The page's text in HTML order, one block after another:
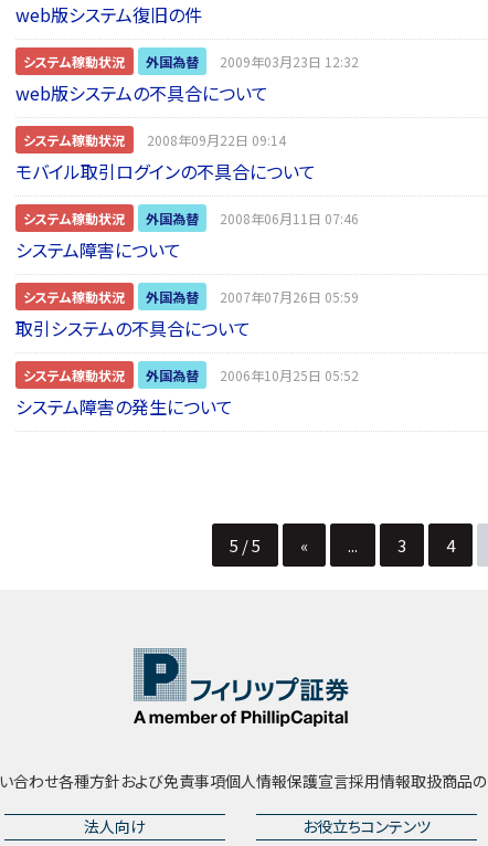
web版システム復旧の件
システム稼動状況 外国為替 2009年03月23日 12:32
web版システムの不具合について
システム稼動状況 2008年09月22日 09:14
モバイル取引ログインの不具合について
システム稼動状況 外国為替 2008年06月11日 07:46
システム障害について
システム稼動状況 外国為替 2007年07月26日 05:59
取引システムの不具合について
システム稼動状況 外国為替 2006年10月25日 05:52
システム障害の発生について
5 / 5 « ... 3 4
合わせ各種方針および免責事項個人情報保護宣言採用情報取扱商品
法人向け
お役立ちコンテンツ